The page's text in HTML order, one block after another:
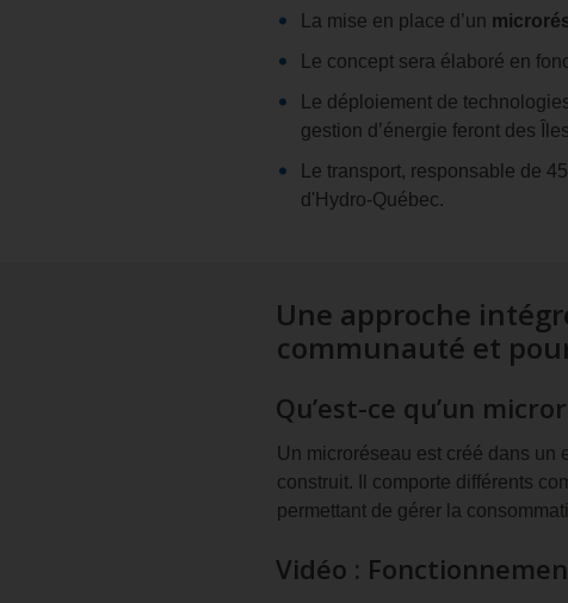
La mise en place d’un
Le concept sera élaboré en
Le déploiement de
gestion d’énergie feront des
Le transport, responsable de
d'Hydro-Québec.
Une approche
communauté et
Qu’est-ce qu’un
Un microréseau est créé dans un
construit. Il comporte différents
permettant de gérer la
Vidéo :